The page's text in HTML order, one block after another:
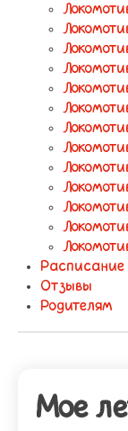
Расписание
Отзывы
Родителям
Мое